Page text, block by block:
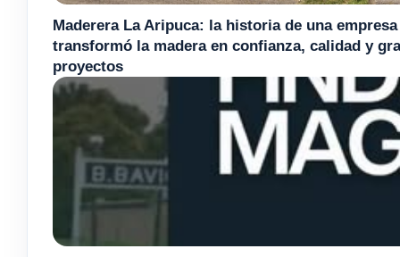
Maderera La Aripuca: la historia de una
transformó la madera en confianza, calidad y
proyectos